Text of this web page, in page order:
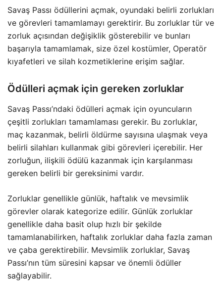
Savaş Passı ödüllerini açmak, oyundaki belirli zorlukları
ve görevleri tamamlamayı gerektirir. Bu zorluklar tür ve
zorluk açısından değişiklik gösterebilir ve bunları
başarıyla tamamlamak, size özel kostümler, Operatör
kıyafetleri ve silah kozmetiklerine erişim sağlar.
Ödülleri açmak için gereken zorluklar
Savaş Passı’ndaki ödülleri açmak için oyuncuların
çeşitli zorlukları tamamlaması gerekir. Bu zorluklar,
maç kazanmak, belirli öldürme sayısına ulaşmak veya
belirli silahları kullanmak gibi görevleri içerebilir. Her
zorluğun, ilişkili ödülü kazanmak için karşılanması
gereken belirli bir gereksinimi vardır.
Zorluklar genellikle günlük, haftalık ve mevsimlik
görevler olarak kategorize edilir. Günlük zorluklar
genellikle daha basit olup hızlı bir şekilde
tamamlanabilirken, haftalık zorluklar daha fazla zaman
ve çaba gerektirebilir. Mevsimlik zorluklar, Savaş
Passı’nın tüm süresini kapsar ve önemli ödüller
sağlayabilir.